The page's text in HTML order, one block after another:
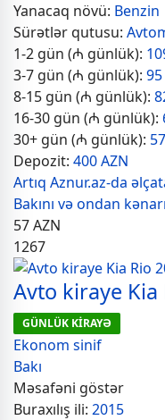
Yanacaq növü: Benzin
Sürətlər qutusu:
1-2 gün (₼ günlük):
3-7 gün (₼ günlük): 95
8-15 gün (₼ günlük):
16-30 gün (₼ günlük):
30+ gün (₼ günlük): 57
Depozit: 400 AZN
Artıq Aznur.az-da
Bakını və ondan
57AZN
1267
Avto kiraye Kia
GÜNLÜK KİRAYƏ
Ekonom sinif
Bakı
Məsafəni göstər
Buraxılış ili: 2015